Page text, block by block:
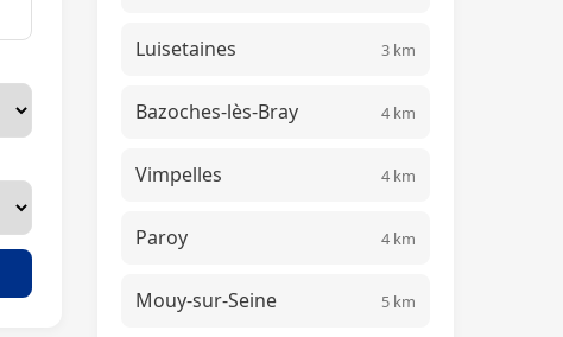
Luisetaines 3 km
Bazoches-lès-Bray 4 km
Vimpelles 4 km
Paroy 4 km
Mouy-sur-Seine 5 km